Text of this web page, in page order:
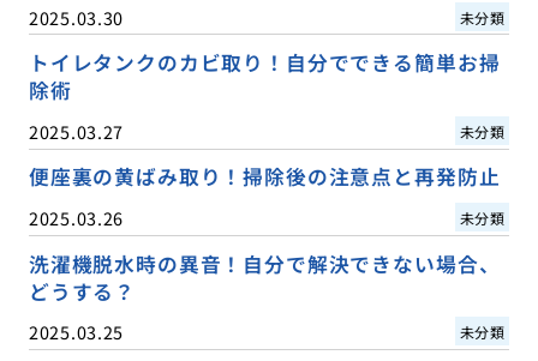
2025.03.30 未分類
トイレタンクのカビ取り！自分でできる簡単お掃
除術
2025.03.27 未分類
便座裏の黄ばみ取り！掃除後の注意点と再発防止
2025.03.26 未分類
洗濯機脱水時の異音！自分で解決できない場合、
どうする？
2025.03.25 未分類